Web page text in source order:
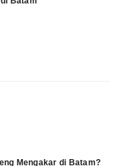
Mengakar di Batam?